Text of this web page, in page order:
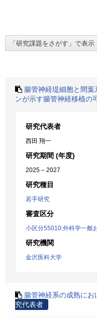
腸管神経堤細胞と間
ンが示す腸管神経移植の
研究代表者
西田 翔一
研究期間 (年度)
2025 – 2027
研究種目
若手研究
審査区分
小区分55010:外科学一般
研究機関
金沢医科大学
腸管神経系の成熟にお
究代表者